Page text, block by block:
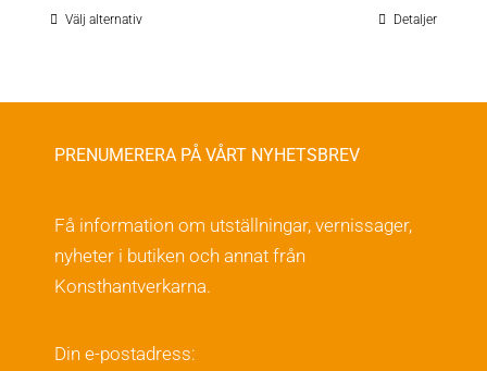
varianter.
produktsidan
Välj alternativDen
flera
olika
alternativen
kan
på
Detaljer
PRENUMERERA PÅ VÅRT NYHETSBREV
Få information om utställningar, vernissager,
nyheter i butiken och annat från
Konsthantverkarna.
Din e-postadress: